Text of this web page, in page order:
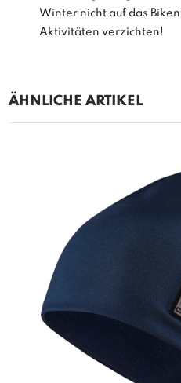
Winter nicht auf das
Aktivitäten verzichten!
ÄHNLICHE ARTIKEL